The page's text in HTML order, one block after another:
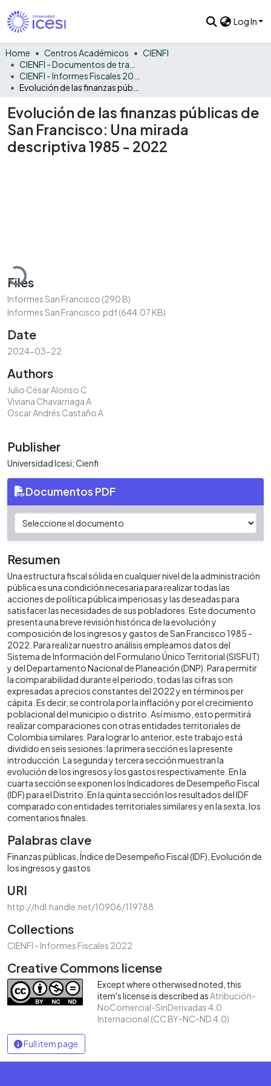
Log In
Home Centros Académicos
CIENFI
Evolución de las finanzas públicas de
San Francisco: Una mirada
descriptiva 1985 - 2022
Loading...
Files
Informes San Francisco (290 B)
Informes San Francisco.pdf(644.07 KB)
Date
2024-03-22
Authors
Julio César Alonso C
Viviana Chavarriaga A
Oscar Andrés Castaño A
Publisher
Universidad Icesi; Cienfi
Documentos PDF
Resumen
Una estructura fiscal sólida en cualquier nivel de la administración
pública es una condición necesaria para realizar todas las
acciones de política pública imperiosas y las deseadas para
satisfacer las necesidades de sus pobladores. Este documento
presenta una breve revisión histórica de la evolución y
composición de los ingresos y gastos de San Francisco 1985 -
2022. Para realizar nuestro análisis empleamos datos del
Sistema de Información del Formulario Único Territorial (SISFUT)
y del Departamento Nacional de Planeación (DNP). Para permitir
la comparabilidad durante el periodo, todas las cifras son
expresadas a precios constantes del 2022 y en términos per
cápita. Es decir, se controla por la inflación y por el crecimiento
poblacional del municipio o distrito. Así mismo, esto permitirá
realizar comparaciones con otras entidades territoriales de
Colombia similares. Para lograr lo anterior, este trabajo está
dividido en seis sesiones: la primera sección es la presente
introducción. La segunda y tercera sección muestran la
evolución de los ingresos y los gastos respectivamente. En la
cuarta sección se exponen los Indicadores de Desempeño Fiscal
(IDF) para el Distrito. En la quinta sección los resultados del IDF
comparado con entidades territoriales similares y en la sexta, los
comentarios finales.
Palabras clave
Finanzas públicas Índice de Desempeño Fiscal (IDF) Evolución de
los ingresos y gastos
URI
http://hdl.handle.net/10906/119788
Collections
CIENFI - Informes Fiscales 2022
Creative Commons license
Except where otherwised noted, this
item's license is described asAtribución-
NoComercial-SinDerivadas 4.0
Internacional (CC BY-NC-ND 4.0)
Full item page